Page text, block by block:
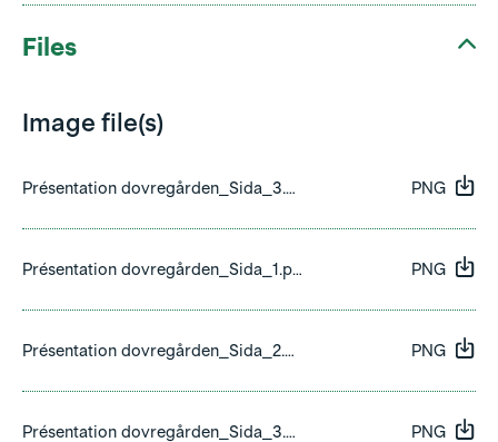
Files
Image file(s)
Présentation dovregården_Sida_3.png PNG
Présentation dovregården_Sida_1.png PNG
Présentation dovregården_Sida_2.png PNG
Présentation dovregården_Sida_3.png PNG